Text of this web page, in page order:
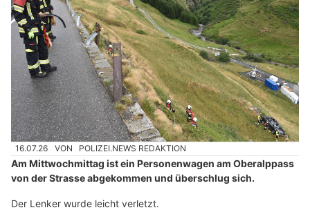
16.07.26 VON POLIZEI.NEWS REDAKTION
Am Mittwochmittag ist ein Personenwagen am Oberalppass
von der Strasse abgekommen und überschlug sich.
Der Lenker wurde leicht verletzt.